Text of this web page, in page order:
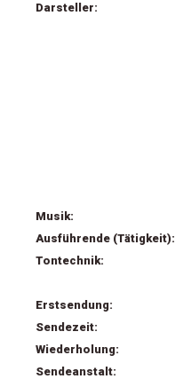
Darsteller:
Musik:
Ausführende (Tätigkeit):
Tontechnik:
Erstsendung:
Sendezeit:
Wiederholung:
Sendeanstalt: